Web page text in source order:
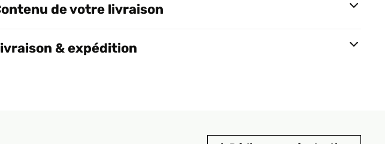
de votre livraison
& expédition